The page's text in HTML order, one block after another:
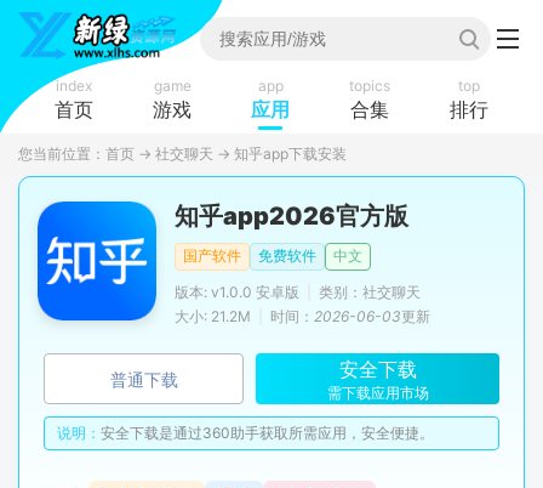
index
首页
game
游戏
app
应用
topics
合集
top
排行
您当前位置： 首页 → 社交聊天 → 知乎app下载安装
知乎app2026官方版
国产软件 免费软件
中文
版本: v1.0.0 安卓版
类别：社交聊天
大小: 21.2M
时间： 2026-06-03更新
普通下载 安全下载
需下载应用市场
说明： 安全下载是通过360助手获取所需应用，安全便捷。